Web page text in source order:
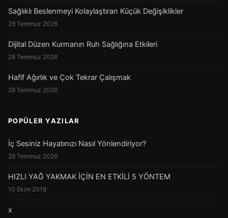
Sağlıklı Beslenmeyi Kolaylaştıran Küçük Değişiklikler
29 Temmuz 2026
Dijital Düzen Kurmanın Ruh Sağlığına Etkileri
28 Temmuz 2026
Hafif Ağırlık ve Çok Tekrar Çalışmak
28 Temmuz 2026
POPÜLER YAZILAR
İç Sesiniz Hayatınızı Nasıl Yönlendiriyor?
29 Temmuz 2026
HIZLI YAĞ YAKMAK İÇİN EN ETKİLİ 5 YÖNTEM
10 Ekim 2019
x